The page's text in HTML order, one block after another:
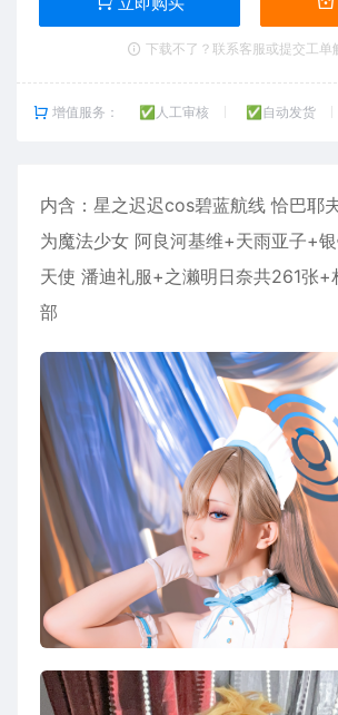
下载不了？联系客服或提交工单
增值服务： ✅人工审核 ✅自动发货
内含： 星之迟迟cos碧蓝航线 恰巴耶
为魔法少女 阿良河基维+天雨亚子+
天使 潘迪礼服+之濑明日奈共261张+
部